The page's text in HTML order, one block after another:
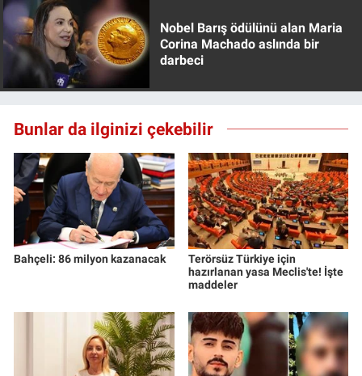
Nobel Barış ödülünü alan Maria
Corina Machado aslında bir
darbeci
Bunlar da ilginizi çekebilir
Bahçeli: 86 milyon kazanacak
Terörsüz Türkiye için
hazırlanan yasa Meclis'te! İşte
maddeler